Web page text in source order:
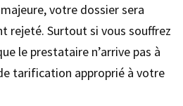
votre dossier sera
rejeté. Surtout si vous souffrez
le prestataire n’arrive pas à
tarification approprié à votre